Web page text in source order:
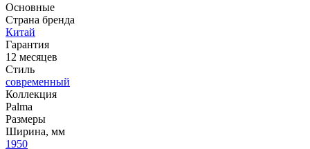
Основные
Страна бренда
Китай
Гарантия
12 месяцев
Стиль
современный
Коллекция
Palma
Размеры
Ширина, мм
1950